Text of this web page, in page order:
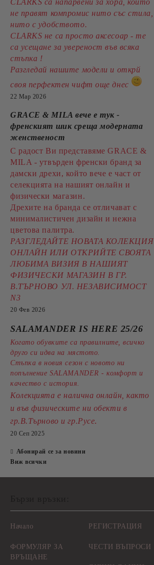
CLARKS са напарвени за хора, които
не правят компромис нито със стила,
нито с удобството.
CLARKS не са просто аксесоар - те
са усещане за увереност във всяка
стъпка !
Разгледай нашите модели и открй
своя перфектен чифт още днес
22 Мар 2026
GRACE & MILA вече е тук -
френският шик среща модерната
женственост
С радост Ви представяме GRACE &
MILA - утвърден френски бранд за
дамски дрехи, който вече е част от
селекцията на нашият онлайн и
физически магазин.
Дрехите на бранда се отличават с
минималистичен дизайн и нежна
цветова палитра.
РАЗГЛЕДАЙТЕ НОВАТА КОЛЕКЦИЯ
ОНЛАЙН ИЛИ ОТКРИЙТЕ СВОЯТА
ЛЮБИМА ВИЗИЯ В НАШИЯТ
ФИЗИЧЕСКИ МАГАЗИН В ГР.
В.ТЪРНОВО УЛ. НЕЗАВИСИМОСТ
N3
20 Фев 2026
SALAMANDER IS HERE 25/26
Когато обувките са правилните, всичко
друго си идва на мястото.
Стъпка в новия сезон с новото ни
попълнение SALAMANDER - комфорт и
качество с история.
Колекцията е налична онлайн, както
и във физическите ни обекти в
гр.В.Търново и гр.Русе.
20 Сеп 2025
Абонирай се за новини
Виж всички
Начало
ФОРМУЛЯР ЗА
ВРЪЩАНЕ
РЕГИСТРАЦИЯ
ЧЕСТИ ВЪПРОСИ